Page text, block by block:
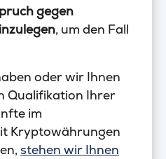
gegen
, um den Fall
oder wir Ihnen
Qualifikation Ihrer
im
Kryptowährungen
stehen wir Ihnen